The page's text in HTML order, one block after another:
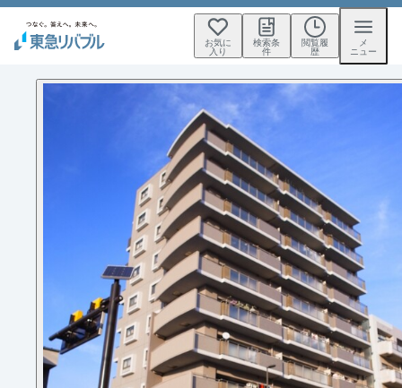
お気に
入り
検索条
件
閲覧履
歴
メ
ニュー